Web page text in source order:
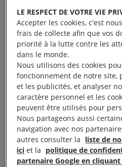
LE RESPECT DE VOTRE VIE
Accepter les cookies, c'est
frais de collecte afin que vos
priorité à la lutte contre les
dans le monde.
Nous utilisons des cookies
fonctionnement de notre site,
et les publicités, et analyser
caractère personnel et les
peuvent être utilisés pour
Nous partageons aussi
navigation avec nos
autres consulter la liste de
ici et la politique de
partenaire Google en